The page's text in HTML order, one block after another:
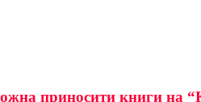
приносити книги на